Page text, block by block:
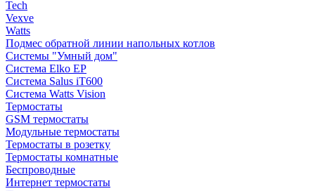
Tech
Vexve
Watts
Подмес обратной линии напольных котлов
Системы "Умный дом"
Система Elko EP
Система Salus iT600
Система Watts Vision
Термостаты
GSM термостаты
Модульные термостаты
Термостаты в розетку
Термостаты комнатные
Беспроводные
Интернет термостаты